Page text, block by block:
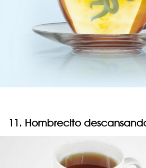
11. Hombrecito